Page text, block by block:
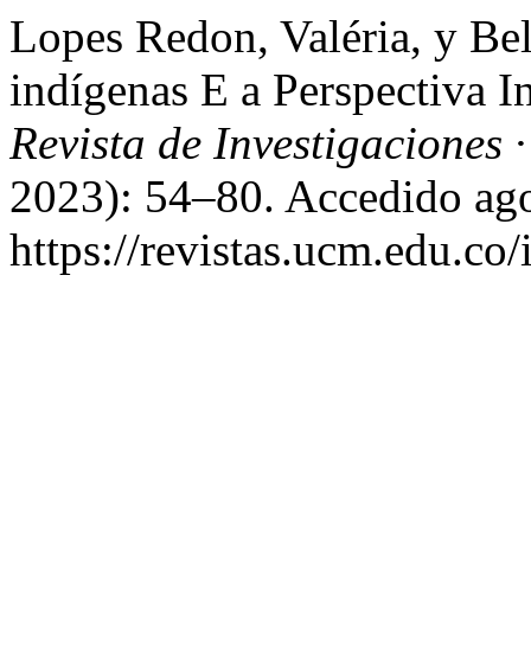
Lopes Redon, Valéria, y
indígenas E a Perspectiva
Revista de Investigaciones
2023): 54–80. Accedido
https://